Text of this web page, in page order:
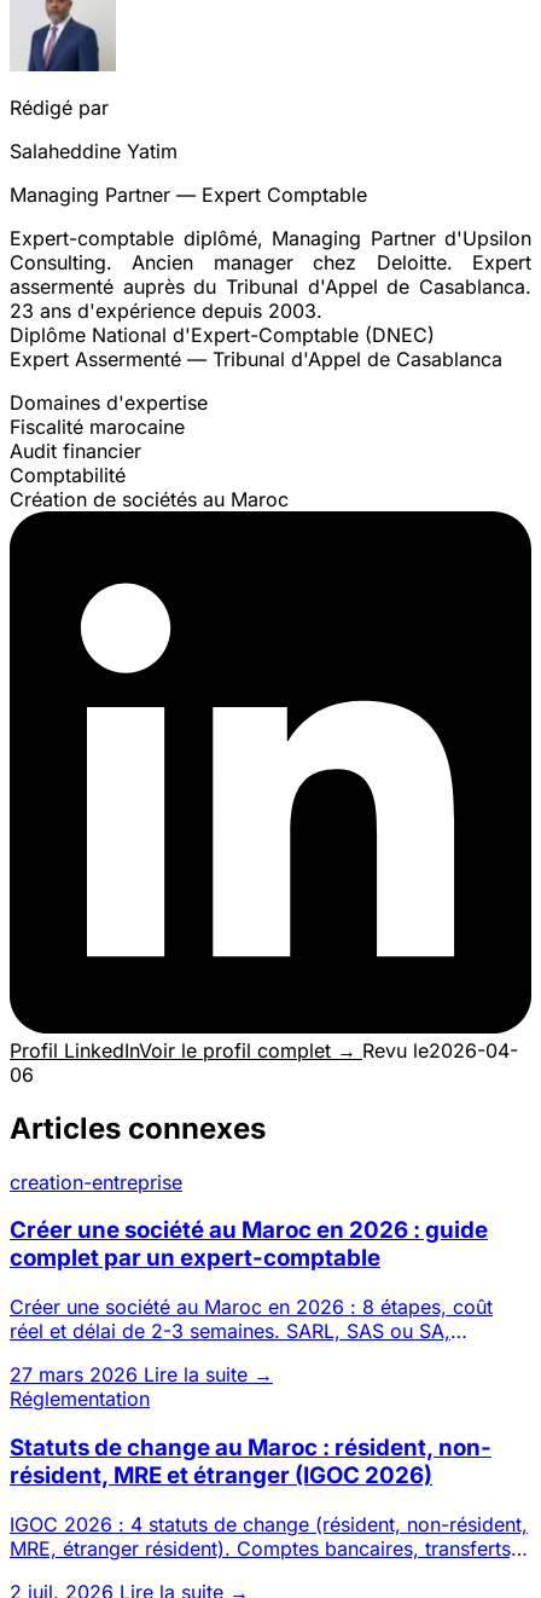
Rédigé par
Salaheddine Yatim
Managing Partner — Expert Comptable
Expert-comptable diplômé, Managing Partner d'Upsilon
Consulting. Ancien manager chez Deloitte. Expert
assermenté auprès du Tribunal d'Appel de Casablanca.
23 ans d'expérience depuis 2003.
Diplôme National d'Expert-Comptable (DNEC)
Expert Assermenté — Tribunal d'Appel de Casablanca
Domaines d'expertise
Fiscalité marocaine
Audit financier
Comptabilité
Création de sociétés au Maroc
Profil LinkedInVoir le profil complet → Revu le2026-04-
06
Articles connexes
creation-entreprise
Créer une société au Maroc en 2026 : guide
complet par un expert-comptable
Créer une société au Maroc en 2026 : 8 étapes, coût
réel et délai de 2-3 semaines. SARL, SAS ou SA,
27 mars 2026 Lire la suite →
Réglementation
Statuts de change au Maroc : résident, non-
résident, MRE et étranger (IGOC 2026)
IGOC 2026 : 4 statuts de change (résident, non-résident,
MRE, étranger résident). Comptes bancaires, transferts,
2 juil. 2026 Lire la suite →